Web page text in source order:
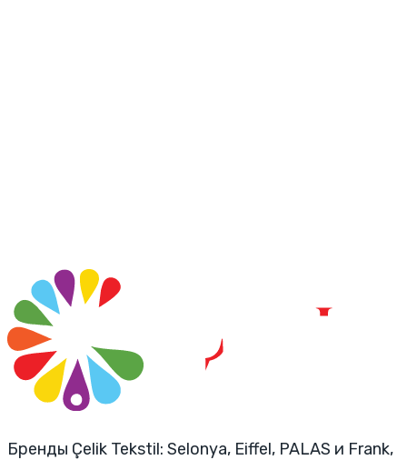
Бренды Çelik Tekstil: Selonya, Eiffel, PALAS и Frank,